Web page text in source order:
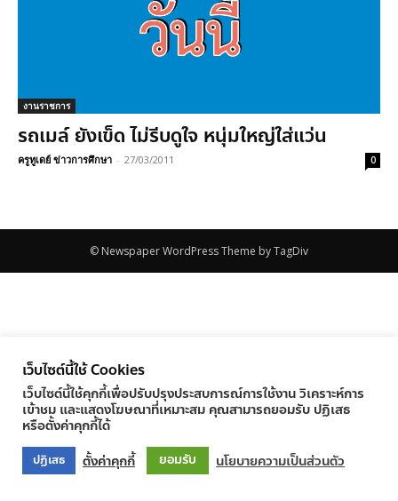
งานราชการ
รถเมล์ ยังเข็ด ไม่รีบดูใจ หนุ่มใหญ่ใส่แว่น
ครูทูเดย์ ข่าวการศึกษา - 27/03/2011 0
© Newspaper WordPress Theme by TagDiv
เว็บไซต์นี้ใช้ Cookies
เว็บไซต์นี้ใช้คุกกี้เพื่อปรับปรุงประสบการณ์การใช้งาน วิเคราะห์การ
เข้าชม และแสดงโฆษณาที่เหมาะสม คุณสามารถยอมรับ ปฏิเสธ
หรือตั้งค่าคุกกี้ได้
ปฏิเสธ ตั้งค่าคุกกี้ ยอมรับ นโยบายความเป็นส่วนตัว